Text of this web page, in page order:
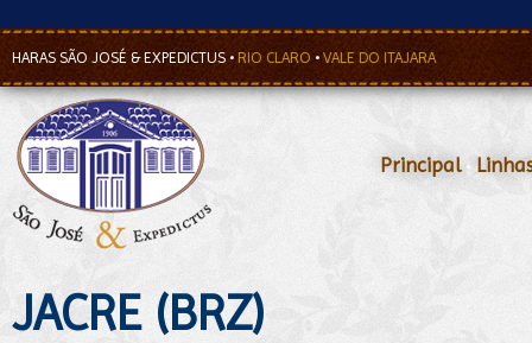
HARAS SÃO JOSÉ & EXPEDICTUS • RIO CLARO • VALE DO ITAJARA
Principal•
JACRE (BRZ)